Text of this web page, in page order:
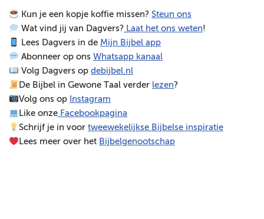
p
e
e
r
Kun je een kopje koffie missen?Steun ons
Wat vind jij van Dagvers? Laat het ons weten!
Lees Dagvers in de Mijn Bijbel app
Abonneer op onsWhatsapp kanaal
Volg Dagvers opdebijbel.nl
De Bijbel in Gewone Taal verder lezen?
Volg ons op Instagram
Like onze Facebookpagina
Schrijf je in voortweewekelijkse Bijbelse inspiratie
Lees meer over het Bijbelgenootschap